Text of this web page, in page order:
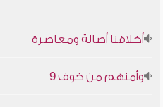
أخلاقنا أصالة ومعاصرة
وأمنهم من خوف 9